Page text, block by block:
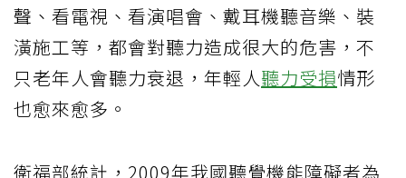
聲、看電視、看演唱會、戴耳機聽音樂、裝
潢施工等，都會對聽力造成很大的危害，不
只老年人會聽力衰退，年輕人聽力受損情形
也愈來愈多。
衛福部統計，2009年我國聽覺機能障礙者為